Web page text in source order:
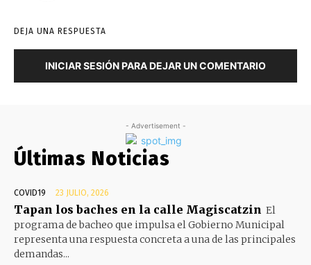
DEJA UNA RESPUESTA
INICIAR SESIÓN PARA DEJAR UN COMENTARIO
- Advertisement -
Últimas Noticias
COVID19 23 JULIO, 2026
Tapan los baches en la calle Magiscatzin El
programa de bacheo que impulsa el Gobierno Municipal
representa una respuesta concreta a una de las principales
demandas...